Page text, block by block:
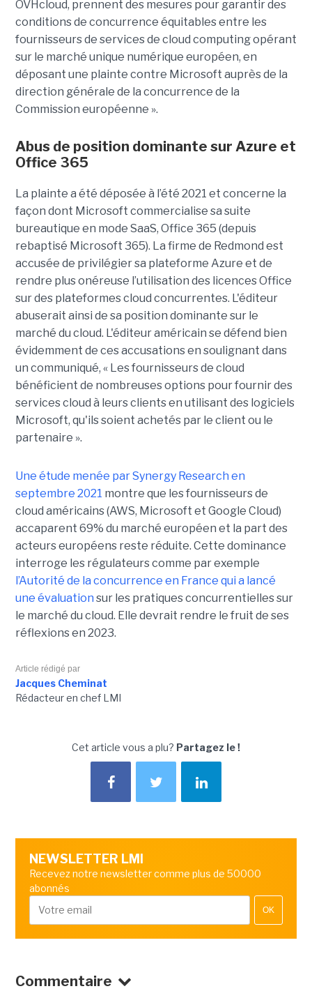
OVHcloud, prennent des mesures pour garantir des
conditions de concurrence équitables entre les
fournisseurs de services de cloud computing opérant
sur le marché unique numérique européen, en
déposant une plainte contre Microsoft auprès de la
direction générale de la concurrence de la
Commission européenne ».
Abus de position dominante sur Azure et
Office 365
La plainte a été déposée à l’été 2021 et concerne la
façon dont Microsoft commercialise sa suite
bureautique en mode SaaS, Office 365 (depuis
rebaptisé Microsoft 365). La firme de Redmond est
accusée de privilégier sa plateforme Azure et de
rendre plus onéreuse l’utilisation des licences Office
sur des plateformes cloud concurrentes. L'éditeur
abuserait ainsi de sa position dominante sur le
marché du cloud. L'éditeur américain se défend bien
évidemment de ces accusations en soulignant dans
un communiqué, « Les fournisseurs de cloud
bénéficient de nombreuses options pour fournir des
services cloud à leurs clients en utilisant des logiciels
Microsoft, qu'ils soient achetés par le client ou le
partenaire ».
Une étude menée par Synergy Research en
septembre 2021 montre que les fournisseurs de
cloud américains (AWS, Microsoft et Google Cloud)
accaparent 69% du marché européen et la part des
acteurs européens reste réduite. Cette dominance
interroge les régulateurs comme par exemple
l’Autorité de la concurrence en France qui a lancé
une évaluation sur les pratiques concurrentielles sur
le marché du cloud. Elle devrait rendre le fruit de ses
réflexions en 2023.
Article rédigé par
Jacques Cheminat
Rédacteur en chef LMI
Cet article vous a plu? Partagez le !
NEWSLETTER LMI
Recevez notre newsletter comme plus de 50000
abonnés
OK
Commentaire